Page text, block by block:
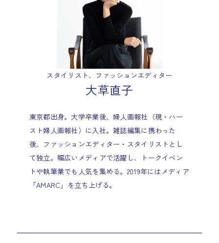
スタイリスト、ファッションエディター
大草直子
東京都出身。大学卒業後、婦人画報社（現・ハー
スト婦人画報社）に入社。雑誌編集に携わった
後、ファッションエディター・スタイリストとし
て独立。幅広いメディアで活躍し、トークイベン
トや執筆業でも人気を集める。2019年にはメディア
「AMARC」を立ち上げる。